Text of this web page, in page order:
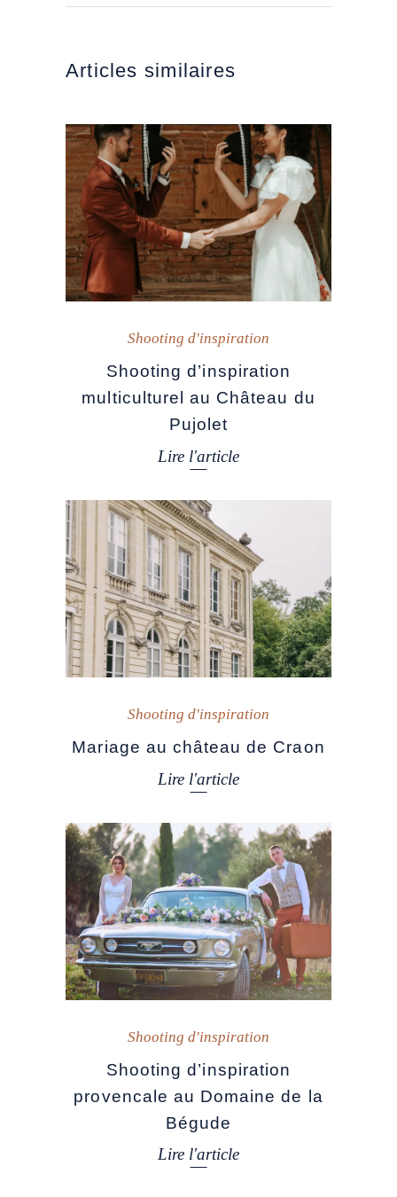
Articles similaires
Shooting d'inspiration
Shooting d’inspiration
multiculturel au Château du
Pujolet
Lire l'article
Shooting d'inspiration
Mariage au château de Craon
Lire l'article
Shooting d'inspiration
Shooting d’inspiration
provencale au Domaine de la
Bégude
Lire l'article